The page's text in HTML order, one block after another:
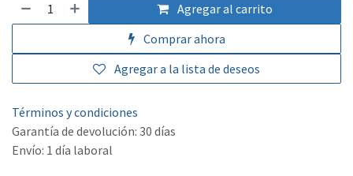
Agregar al carrito
Comprar ahora
Agregar a la lista de deseos
Términos y condiciones
Garantía de devolución: 30 días
Envío: 1 día laboral